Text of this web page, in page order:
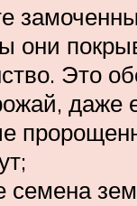
они
Это
даже
семена